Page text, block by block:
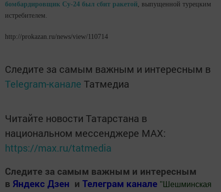
бомбардировщик Су-24 был сбит ракетой, выпущенной турецким
истребителем.
http://prokazan.ru/news/view/110714
Следите за самым важным и интересным в
Telegram-канале Татмедиа
Читайте новости Татарстана в
национальном мессенджере MАХ:
https://max.ru/tatmedia
Следите за самым важным и интересным
в Яндекс Дзен и Телеграм канале " Шешминская